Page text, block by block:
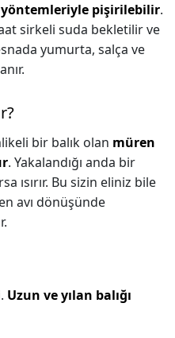
yöntemleriyle pişirilebilir.
sirkeli suda bekletilir ve
yumurta, salça ve
bir balık olan müren
. Yakalandığı anda bir
ısırır. Bu sizin eliniz bile
avı dönüşünde
Uzun ve yılan balığı